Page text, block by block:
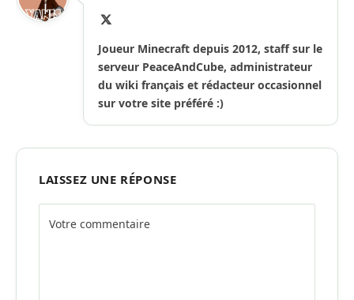
Joueur Minecraft depuis 2012, staff sur le
serveur PeaceAndCube, administrateur
du wiki français et rédacteur occasionnel
sur votre site préféré :)
LAISSEZ UNE RÉPONSE